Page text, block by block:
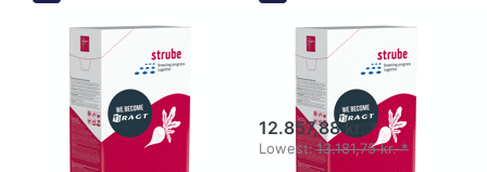
Økologisk
certificeret
sukkerroer -
Marley - DE-
Öko-003
Sukkerroer -
Klimt -
UDSOLGT!!
12.857,88 kr. *
Lowest:13.181,75 kr. *